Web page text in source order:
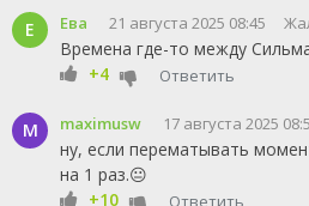
Е Ева 21 августа 2025 08:45
Времена где-то между
+4
Ответить
M maximusw 17 августа 2025
ну, если перематывать
на 1 раз.😐
+10
Ответить